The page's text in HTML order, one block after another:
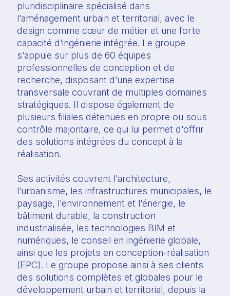
pluridisciplinaire spécialisé dans
l'aménagement urbain et territorial, avec le
design comme cœur de métier et une forte
capacité d'ingénierie intégrée. Le groupe
s'appuie sur plus de 60 équipes
professionnelles de conception et de
recherche, disposant d'une expertise
transversale couvrant de multiples domaines
stratégiques. Il dispose également de
plusieurs filiales détenues en propre ou sous
contrôle majoritaire, ce qui lui permet d'offrir
des solutions intégrées du concept à la
réalisation.
Ses activités couvrent l'architecture,
l'urbanisme, les infrastructures municipales, le
paysage, l'environnement et l'énergie, le
bâtiment durable, la construction
industrialisée, les technologies BIM et
numériques, le conseil en ingénierie globale,
ainsi que les projets en conception-réalisation
(EPC). Le groupe propose ainsi à ses clients
des solutions complètes et globales pour le
développement urbain et territorial, depuis la